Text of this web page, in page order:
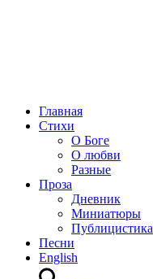
Главная
Стихи
О Боге
О любви
Разные
Проза
Дневник
Миниатюры
Публицистика
Песни
English